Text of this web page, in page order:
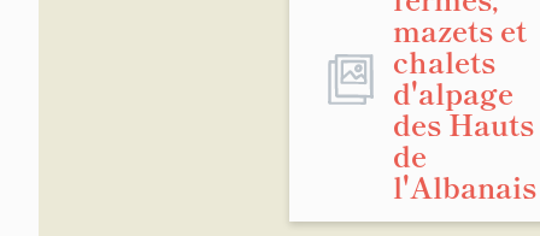
mazets et
chalets
d'alpage
des Hauts
de
l'Albanais